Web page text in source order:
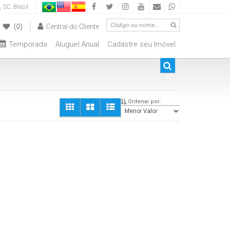
, SC, Brasil
Central do Cliente
(0)
Cadastre seu Imóvel
Aluguel Anual
Temporada
Ordenar por: